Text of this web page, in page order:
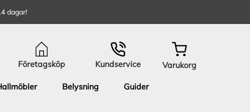
dagar!
Företagsköp Kundservice Varukorg
Belysning
Guider